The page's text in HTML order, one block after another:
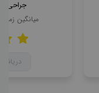
جراحی
میانگین